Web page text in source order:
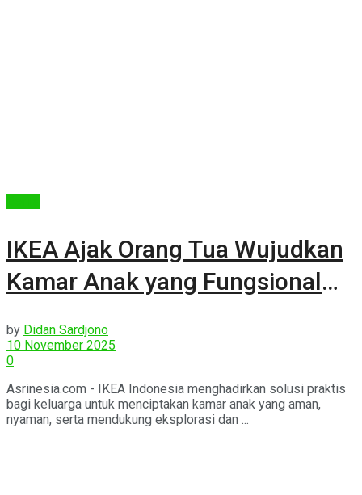
IKEA Ajak Orang Tua Wujudkan
Kamar Anak yang Fungsional
by Didan Sardjono
10 November 2025
0
Asrinesia.com - IKEA Indonesia menghadirkan solusi praktis
bagi keluarga untuk menciptakan kamar anak yang aman,
nyaman, serta mendukung eksplorasi dan ...